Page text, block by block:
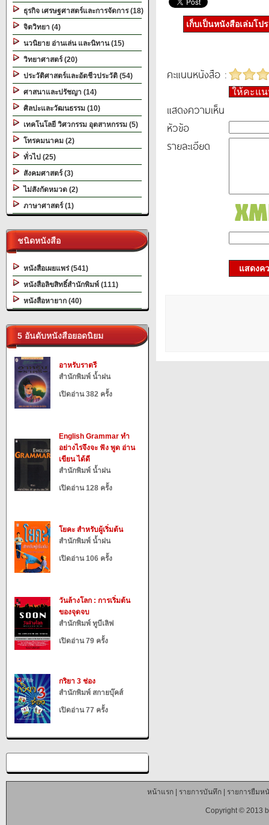
ธุรกิจ เศรษฐศาสตร์และการจัดการ (18)
จิตวิทยา (4)
นวนิยาย อ่านเล่น และนิทาน (15)
วิทยาศาสตร์ (20)
ประวัติศาสตร์และอัตชีวประวัติ (54)
ศาสนาและปรัชญา (14)
ศิลปะและวัฒนธรรม (10)
เทคโนโลยี วิศวกรรม อุตสาหกรรม (5)
โทรคมนาคม (2)
ทั่วไป (25)
สังคมศาสตร์ (3)
ไม่สังกัดหมวด (2)
ภาษาศาสตร์ (1)
ชนิดหนังสือ
หนังสือเผยแพร่ (541)
หนังสือลิขสิทธิ์สำนักพิมพ์ (111)
หนังสือหายาก (40)
5 อันดับหนังสือยอดนิยม
อาหรับราตรี
สำนักพิมพ์ น้ำฝน
เปิดอ่าน 382 ครั้ง
English Grammar ทำ
อย่างไรจึงจะ ฟัง พูด อ่าน
เขียน ได้ดี
สำนักพิมพ์ น้ำฝน
เปิดอ่าน 128 ครั้ง
โยคะ สำหรับผู้เริ่มต้น
สำนักพิมพ์ น้ำฝน
เปิดอ่าน 106 ครั้ง
วันล้างโลก : การเริ่มต้น
ของจุดจบ
สำนักพิมพ์ ทูบีเลิฟ
เปิดอ่าน 79 ครั้ง
กริยา 3 ช่อง
สำนักพิมพ์ สกายบุ๊คส์
เปิดอ่าน 77 ครั้ง
เก็บเป็นหนังสือเล่มโป
คะแนนหนังสือ :
ให้คะแ
แสดงความเห็น
หัวข้อ
รายละเอียด
แสดงค
หน้าแรก| รายการบันทึก| รายการยืมห
Copyright © 2013